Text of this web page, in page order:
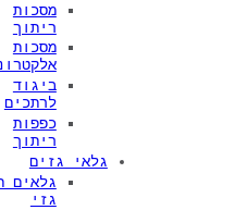
מסכות
מסכות
אלקטרוניות
ביגוד
לרתכים
כפפות
גלאי גזים
גלאים חד